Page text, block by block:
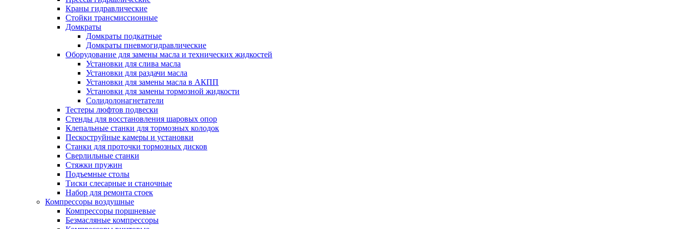
Краны гидравлические
Стойки трансмиссионные
Домкраты
Домкраты подкатные
Домкраты пневмогидравлические
Оборудование для замены масла и технических жидкостей
Установки для слива масла
Установки для раздачи масла
Установки для замены масла в АКПП
Установки для замены тормозной жидкости
Солидолонагнетатели
Тестеры люфтов подвески
Стенды для восстановления шаровых опор
Клепальные станки для тормозных колодок
Пескоструйные камеры и установки
Станки для проточки тормозных дисков
Сверлильные станки
Стяжки пружин
Подъемные столы
Тиски слесарные и станочные
Набор для ремонта стоек
Компрессоры воздушные
Компрессоры поршневые
Безмасляные компрессоры